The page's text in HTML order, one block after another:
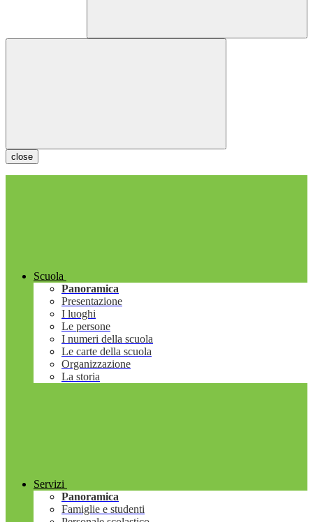
close
Scuola
Panoramica
Presentazione
I luoghi
Le persone
I numeri della scuola
Le carte della scuola
Organizzazione
La storia
Servizi
Panoramica
Famiglie e studenti